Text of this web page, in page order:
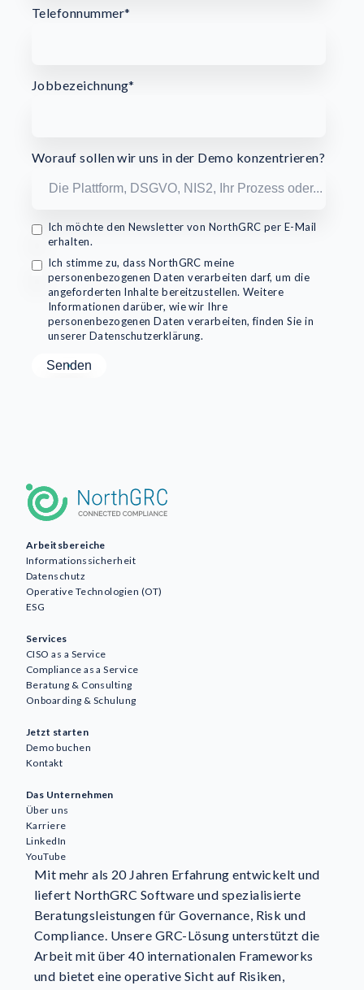
Telefonnummer*
Jobbezeichnung*
Worauf sollen wir uns in der Demo konzentrieren?
Ich möchte den Newsletter von NorthGRC per E-Mail
erhalten.
Ich stimme zu, dass NorthGRC meine
personenbezogenen Daten verarbeiten darf, um die
angeforderten Inhalte bereitzustellen. Weitere
Informationen darüber, wie wir Ihre
personenbezogenen Daten verarbeiten, finden Sie in
unserer Datenschutzerklärung.
Arbeitsbereiche
Informationssicherheit
Datenschutz
Operative Technologien (OT)
ESG
Services
CISO as a Service
Compliance as a Service
Beratung & Consulting
Onboarding & Schulung
Jetzt starten
Demo buchen
Kontakt
Das Unternehmen
Über uns
Karriere
LinkedIn
YouTube
Mit mehr als 20 Jahren Erfahrung entwickelt und
liefert NorthGRC Software und spezialisierte
Beratungsleistungen für Governance, Risk und
Compliance. Unsere GRC-Lösung unterstützt die
Arbeit mit über 40 internationalen Frameworks
und bietet eine operative Sicht auf Risiken,